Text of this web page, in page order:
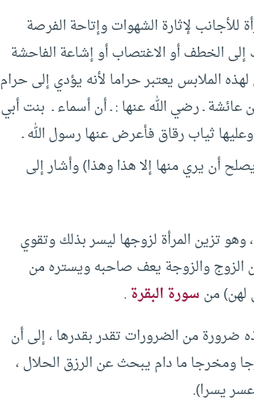
للأجانب لإثارة الشهوات وإتاحة الفرصة
الخطف أو الاغتصاب أو إشاعة الفاحشة
الملابس يعتبر حراما لأنه يؤدي إلى حرام
ـ رضي الله عنها : ـ أن أسماء ـ بنت أبي
ثياب رقاق فأعرض عنها رسول الله ـ
أن يري منها إلا هذا وهذا) وأشار إلى
تزين المرأة لزوجها ليسر بذلك وتقوي
الزوج والزوجة يعف صاحبه ويستره من
لهن) منسورة البقرة.
من الضرورات تقدر بقدرها ، إلى أن
ومخرجا ما دام يبحث عن الرزق الحلال ،
عسر يسرا).